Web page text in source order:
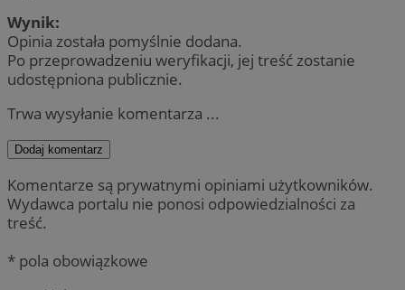
Wynik:
Opinia została pomyślnie dodana.
Po przeprowadzeniu weryfikacji, jej treść zostanie
udostępniona publicznie.
Trwa wysyłanie komentarza ...
Dodaj komentarz
Komentarze są prywatnymi opiniami użytkowników.
Wydawca portalu nie ponosi odpowiedzialności za
treść.
* pola obowiązkowe